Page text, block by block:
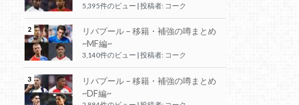
5,395件のビュー | 投稿者: コーク
リバプール – 移籍・補強の噂まとめ
~MF編~
3,140件のビュー 投稿者: コーク
リバプール – 移籍・補強の噂まとめ
~DF編~